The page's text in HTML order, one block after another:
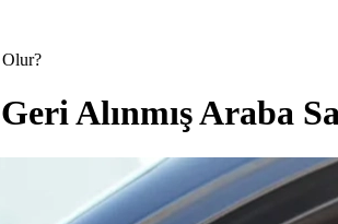
Olur?
Alınmış Araba